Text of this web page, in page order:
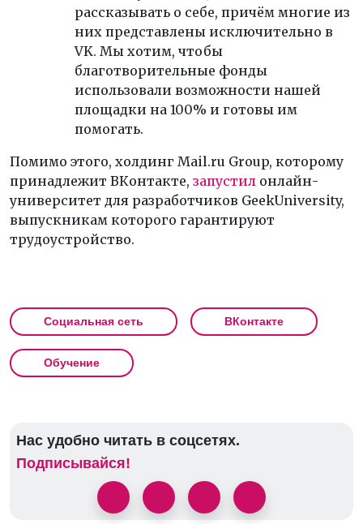
рассказывать о себе, причём многие из
них представлены исключительно в
VK. Мы хотим, чтобы
благотворительные фонды
использовали возможности нашей
площадки на 100% и готовы им
помогать.
Помимо этого, холдинг Mail.ru Group, которому
принадлежит ВКонтакте, запустил онлайн-
университет для разработчиков GeekUniversity,
выпускникам которого гарантируют
трудоустройство.
Социальная сеть ВКонтакте
Обучение
Нас удобно читать в соцсетях.
Подписывайся!